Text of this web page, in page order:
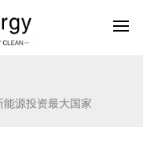
能源投资最大国家